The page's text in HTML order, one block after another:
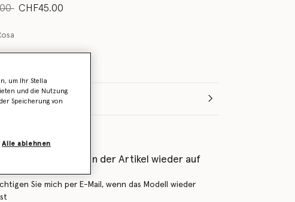
von
bis
CHF45.00
Größe aus
Sie als Erstes, wenn der Artikel wieder auf
Sie mich per E-Mail, wenn das Modell wieder
um Ihr Stella
und die Nutzung
Speicherung von
Alle ablehnen